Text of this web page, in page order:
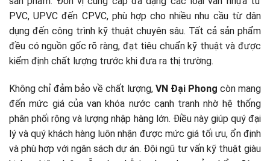
PVC, UPVC đến CPVC, phù hợp cho nhiều nhu cầu từ dân
dụng đến công trình kỹ thuật chuyên sâu. Tất cả sản phẩm
đều có nguồn gốc rõ ràng, đạt tiêu chuẩn kỹ thuật và được
kiểm định chất lượng trước khi đưa ra thị trường.
Không chỉ đảm bảo về chất lượng, VN Đại Phong còn mang
đến mức giá của van khóa nước cạnh tranh nhờ hệ thống
phân phối rộng và lượng nhập hàng lớn. Điều này giúp quý đại
lý và quý khách hàng luôn nhận được mức giá tối ưu, ổn định
và phù hợp với ngân sách dự án. Đội ngũ tư vấn kỹ thuật giàu